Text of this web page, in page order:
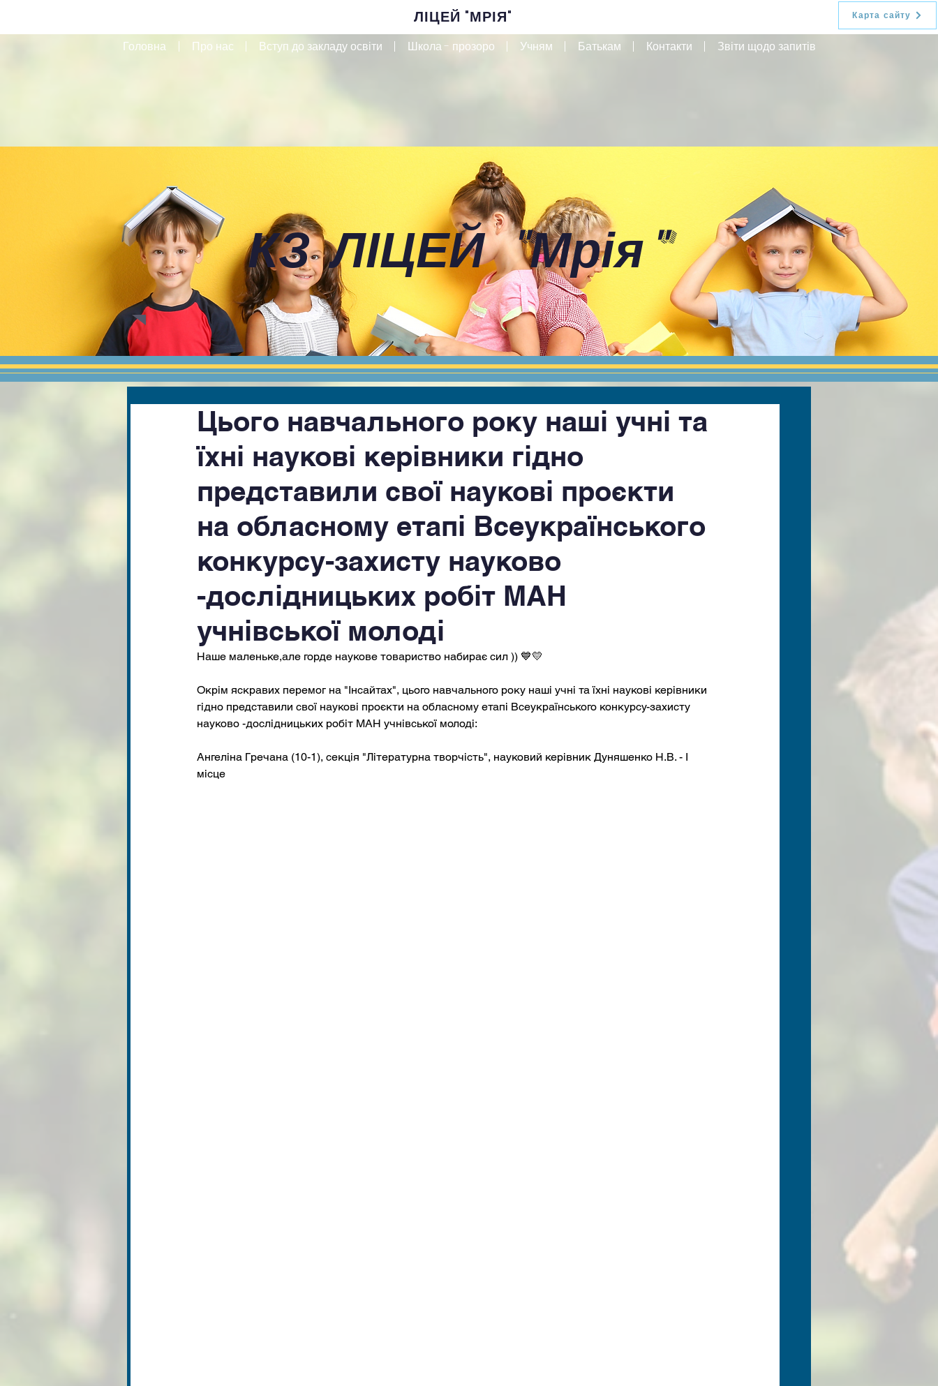
ЛІЦЕЙ "МРІЯ" Карта сайту
Головна Про нас Вступ до закладу освіти Школа - прозоро Учням Батькам Контакти Звіти щодо запитів
КЗ ЛІЦЕЙ"Мрія "
Цього навчального року наші учні та
їхні наукові керівники гідно
представили свої наукові проєкти
на обласному етапі Всеукраїнського
конкурсу-захисту науково
-дослідницьких робіт МАН
учнівської молоді
Наше маленьке,але горде наукове товариство набирає сил )) 💙💛
Окрім яскравих перемог на "Інсайтах", цього навчального року наші учні та їхні наукові керівники
гідно представили свої наукові проєкти на обласному етапі Всеукраїнського конкурсу-захисту
науково -дослідницьких робіт МАН учнівської молоді:
Ангеліна Гречана (10-1), секція "Літературна творчість", науковий керівник Дуняшенко Н.В. - І
місце